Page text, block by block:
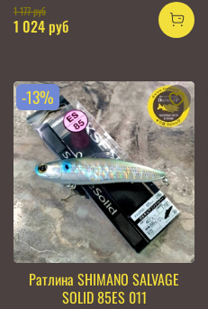
1 177 руб
1 024 руб
-13%
Ратлина SHIMANO SALVAGE
SOLID 85ES 011